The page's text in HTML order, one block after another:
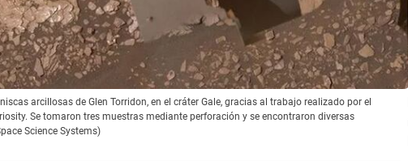
arcillosas de Glen Torridon, en el cráter Gale, gracias al trabajo realizado por el
Se tomaron tres muestras mediante perforación y se encontraron diversas
Science Systems)